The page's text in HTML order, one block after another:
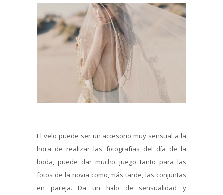
El velo puede ser un accesorio muy sensual a la
hora de realizar las fotografías del día de la
boda, puede dar mucho juego tanto para las
fotos de la novia como, más tarde, las conjuntas
en pareja. Da un halo de sensualidad y